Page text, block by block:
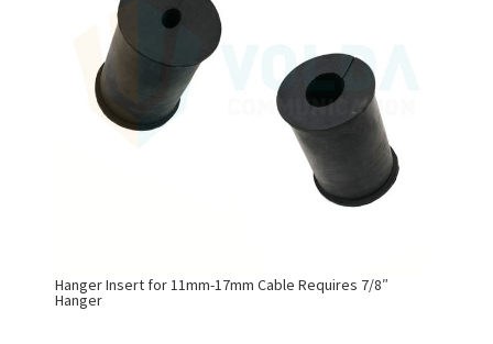
Hanger Insert for 11mm-17mm Cable Requires 7/8″
Hanger